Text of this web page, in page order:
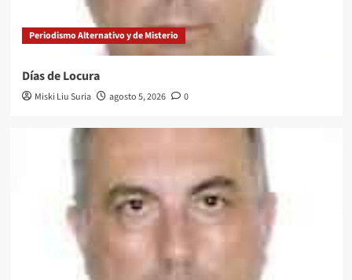
Periodismo Alternativo y de Misterio
Días de Locura
Miski Liu Suria agosto 5, 2026 0